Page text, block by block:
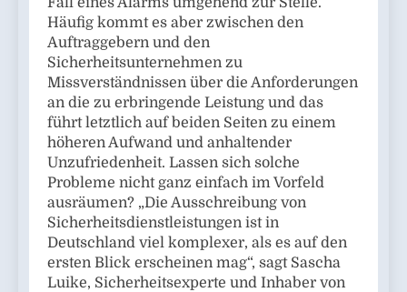
Häufig kommt es aber zwischen den
Auftraggebern und den
Sicherheitsunternehmen zu
Missverständnissen über die Anforderungen
an die zu erbringende Leistung und das
führt letztlich auf beiden Seiten zu einem
höheren Aufwand und anhaltender
Unzufriedenheit. Lassen sich solche
Probleme nicht ganz einfach im Vorfeld
ausräumen? „Die Ausschreibung von
Sicherheitsdienstleistungen ist in
Deutschland viel komplexer, als es auf den
ersten Blick erscheinen mag“, sagt Sascha
Luike, Sicherheitsexperte und Inhaber von